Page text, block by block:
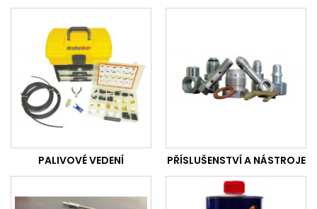
PALIVOVÉ VEDENÍ PŘÍSLUŠENSTVÍ A NÁSTROJE